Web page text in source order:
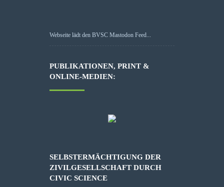
Webseite lädt den BVSC Mastodon Feed...
PUBLIKATIONEN, PRINT &
ONLINE-MEDIEN:
SELBSTERMÄCHTIGUNG DER
ZIVILGESELLSCHAFT DURCH
CIVIC SCIENCE